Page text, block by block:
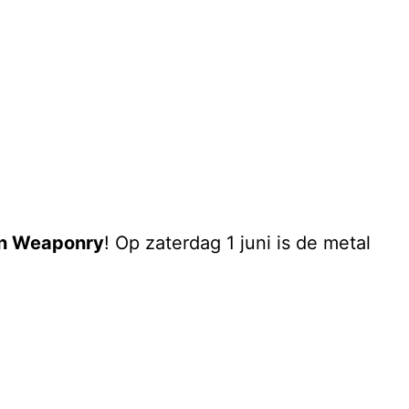
Weaponry! Op zaterdag 1 juni is de metal